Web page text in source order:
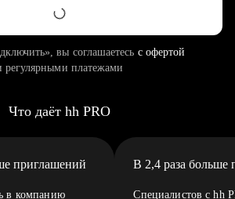
вы соглашаетесь с офертой
регулярными платежами
Что даёт hh PRO
приглашений
в компанию
В 2,4 раза больше
Специалистов с hh